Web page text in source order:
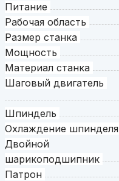
Питание
Рабочая область
Размер станка
Мощность
Материал станка
Шаговый двигатель
Шпиндель
Охлаждение шпинделя
Двойной
шарикоподшипник
Патрон